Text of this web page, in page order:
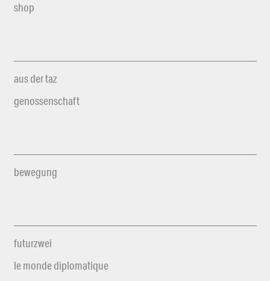
shop
aus der taz
genossenschaft
bewegung
futurzwei
le monde diplomatique